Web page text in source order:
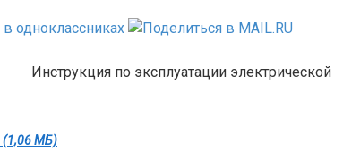
Инструкция по эксплуатации электрической
(1,06 МБ)